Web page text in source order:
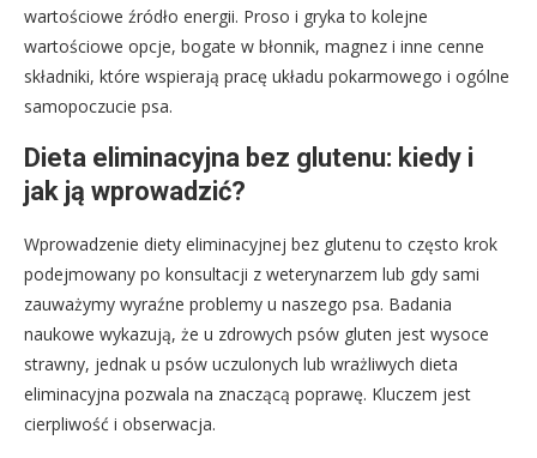
wartościowe źródło energii. Proso i gryka to kolejne
wartościowe opcje, bogate w błonnik, magnez i inne cenne
składniki, które wspierają pracę układu pokarmowego i ogólne
samopoczucie psa.
Dieta eliminacyjna bez glutenu: kiedy i
jak ją wprowadzić?
Wprowadzenie diety eliminacyjnej bez glutenu to często krok
podejmowany po konsultacji z weterynarzem lub gdy sami
zauważymy wyraźne problemy u naszego psa. Badania
naukowe wykazują, że u zdrowych psów gluten jest wysoce
strawny, jednak u psów uczulonych lub wrażliwych dieta
eliminacyjna pozwala na znaczącą poprawę. Kluczem jest
cierpliwość i obserwacja.